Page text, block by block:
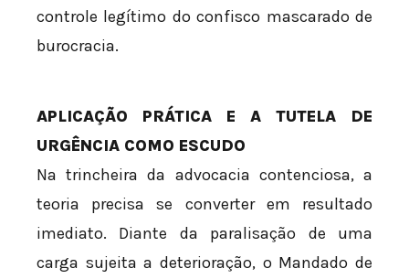
controle legítimo do confisco mascarado de
burocracia.
APLICAÇÃO PRÁTICA E A TUTELA DE
URGÊNCIA COMO ESCUDO
Na trincheira da advocacia contenciosa, a
teoria precisa se converter em resultado
imediato. Diante da paralisação de uma
carga sujeita a deterioração, o Mandado de